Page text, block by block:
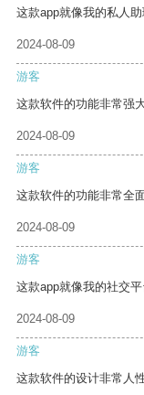
这款app就像我的私人
2024-08-09
游客
这款软件的功能非常强
2024-08-09
游客
这款软件的功能非常全
2024-08-09
游客
这款app就像我的社交
2024-08-09
游客
这款软件的设计非常人